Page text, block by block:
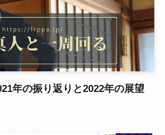
年の振り返りと2022年の展望